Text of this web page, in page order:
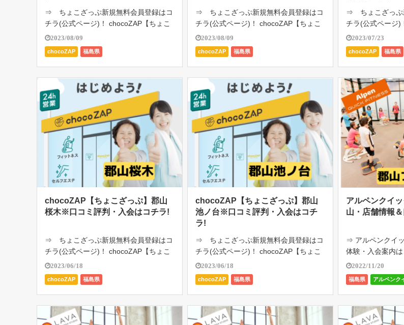
⇒ ちょこざっぷ新規無料会員登録はコ
チラ(公式ページ)！ chocoZAP【ちょこ
ざっぷ】郡山清水台は、RIZAP監修の24
時間ジム。月額2980円（税込み3278
円）で通い放題。初心者向けのジム。1
日たった5分の「ちょ […]
2023/08/09
chocoZAP 福島県
⇒ ちょこざっぷ新規無料会員登録はコ
チラ(公式ページ)！ chocoZAP【ちょこ
ざっぷ】郡山安積は、RIZAP監修の24時
間ジム。月額2980円（税込み3278円）
で通い放題。初心者向けのジム。1日た
った5分の「ちょい […]
2023/08/09
chocoZAP 福島県
⇒ ちょこざっぷ
チラ(公式ページ)
ざっぷ】郡山ヨー
AP監修の24時間
込み3278円）で
のジム。1日た
2023/07/23
chocoZAP 福島県
chocoZAP【ちょこざっぷ】郡山
桜木※口コミ評判・入会はコチラ!
⇒ ちょこざっぷ新規無料会員登録はコ
チラ(公式ページ)！ chocoZAP【ちょこ
ざっぷ】郡山桜木は、RIZAP監修の24時
間ジム。月額2980円（税込み3278円）
で通い放題。初心者向けのジム。1日た
った5分の「ちょい […]
2023/06/18
chocoZAP 福島県
chocoZAP【ちょこざっぷ】郡山
池ノ台※口コミ評判・入会はコチ
ラ!
⇒ ちょこざっぷ新規無料会員登録はコ
チラ(公式ページ)！ chocoZAP【ちょこ
ざっぷ】郡山池ノ台は、RIZAP監修の24
時間ジム。月額2980円（税込み3278
円）で通い放題。初心者向けのジム。1
日たった5分の「ちょ […]
2023/06/18
chocoZAP 福島県
アルペンクイ
山・店舗情報
⇒ アルペンクイ
体験・入会案内
ックフィットネス
験してみませんか
健康でキレイな体
ための女性専用
[…]
2022/11/20
福島県 アルペンク